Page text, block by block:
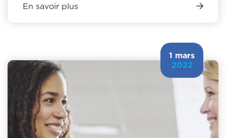
En savoir plus
1 mars
2022